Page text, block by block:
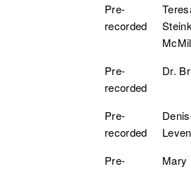
Pre-
recorded
Pre-
recorded
Dr.
Pre-
recorded
Pre-
Mary